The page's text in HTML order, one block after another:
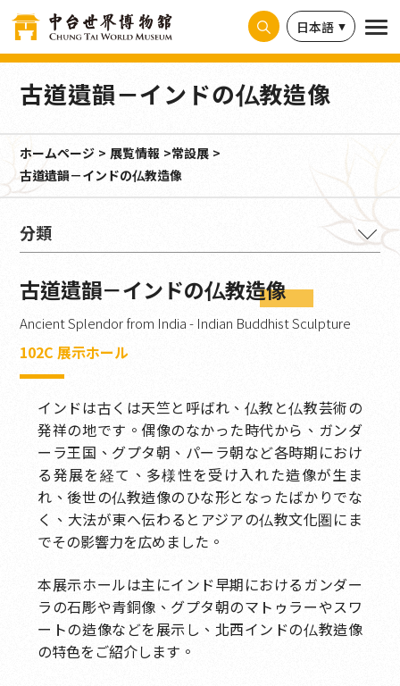
日本語
古道遺韻－インドの仏教造像
ホームページ 展覧情報
常設展
古道遺韻－インドの仏教造像
古道遺韻－インドの仏教造像
宝相荘厳－歴代石彫造像
千載豊碑－碑像と仏教拓本
銘記写真－古人、命の道のり
翔龍嘉蓮－青州様式の造像
古冀遺風－漢白玉仏教造像
経以伝法－仏典と伝承
金剛実相－金銅仏造像
宝華供養－館蔵珍品
古道遺韻－インドの仏教造像
Ancient Splendor from India - Indian Buddhist Sculpture
102C 展示ホール
インドは古くは天竺と呼ばれ、仏教と仏教芸術の
発祥の地です。偶像のなかった時代から、ガンダ
ーラ王国、グプタ朝、パーラ朝など各時期におけ
る発展を経て、多様性を受け入れた造像が生ま
れ、後世の仏教造像のひな形となったばかりでな
く、大法が東へ伝わるとアジアの仏教文化圏にま
でその影響力を広めました。
本展示ホールは主にインド早期におけるガンダー
ラの石彫や青銅像、グプタ朝のマトゥラーやスワ
ートの造像などを展示し、北西インドの仏教造像
の特色をご紹介します。
クッキー利用の管理について